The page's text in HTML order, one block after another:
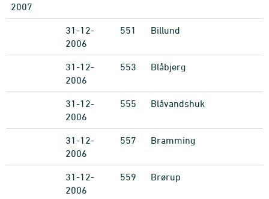
2007
31-12-
2006
551 Billund
31-12-
2006
553 Blåbjerg
31-12-
2006
555 Blåvandshuk
31-12-
2006
557 Bramming
31-12-
2006
559 Brørup